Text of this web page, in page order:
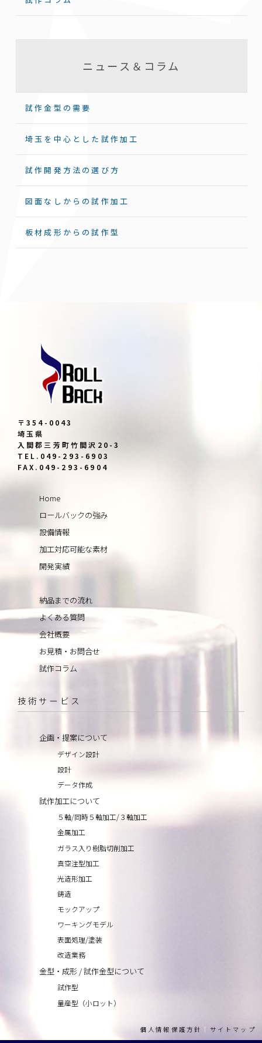
ニュース＆コラム
試作金型の需要
埼玉を中心とした試作加工
試作開発方法の選び方
図面なしからの試作加工
板材成形からの試作型
〒354-0043
埼玉県
入間郡三芳町竹間沢20-3
TEL.049-293-6903
FAX.049-293-6904
Home
ロールバックの強み
設備情報
加工対応可能な素材
開発実績
納品までの流れ
よくある質問
会社概要
お見積・お問合せ
試作コラム
技術サービス
企画・提案について
デザイン設計
設計
データ作成
試作加工について
５軸/同時５軸加工/３軸加工
金属加工
ガラス入り樹脂切削加工
真空注型加工
光造形加工
鋳造
モックアップ
ワーキングモデル
表面処理/塗装
改造業務
金型・成形 / 試作金型について
試作型
量産型（小ロット）
個人情報保護方針 ｜ サイトマップ